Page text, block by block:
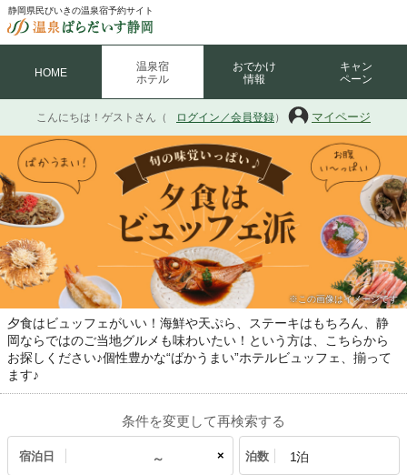
静岡県民びいきの温泉宿予約サイト
HOME
温泉宿
ホテル
おでかけ
情報
キャン
ペーン
こんにちは！ ゲストさん（ ログイン／会員登録） マイページ
※この画像はイメージです
夕食はビュッフェがいい！海鮮や天ぷら、ステーキはもちろん、静
岡ならではのご当地グルメも味わいたい！という方は、こちらから
お探しください♪個性豊かな“ばかうまい”ホテルビュッフェ、揃って
ます♪
条件を変更して再検索する
宿泊日 × 泊数